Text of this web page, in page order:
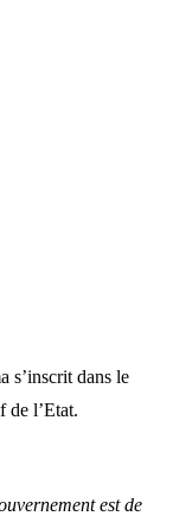
s’inscrit dans le
de l’Etat.
est de